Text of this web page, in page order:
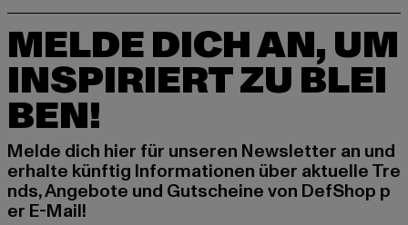
MELDE DICH AN, UM
INSPIRIERT ZU BLEI
BEN!
Melde dich hier für unseren Newsletter an und
erhalte künftig Informationen über aktuelle Tre
nds, Angebote und Gutscheine von DefShop p
er E-Mail!